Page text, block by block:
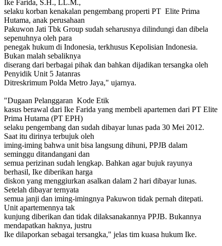
Ike Farida, S.H., LL.M.,
selaku korban kenakalan pengembang properti PT Elite Prima
Hutama, anak perusahaan
Pakuwon Jati Tbk Group sudah seharusnya dilindungi dan dibela
sepenuhnya oleh para
penegak hukum di Indonesia, terkhusus Kepolisian Indonesia.
Bukan malah sebaliknya
diserang dari berbagai pihak dan bahkan dijadikan tersangka oleh
Penyidik Unit 5 Jatanras
Ditreskrimum Polda Metro Jaya," ujarnya.
"Dugaan Pelanggaran Kode Etik
kasus berawal dari Ike Farida yang membeli apartemen dari PT Elite
Prima Hutama (PT EPH)
selaku pengembang dan sudah dibayar lunas pada 30 Mei 2012.
Saat itu dirinya terbujuk oleh
iming-iming bahwa unit bisa langsung dihuni, PPJB dalam
seminggu ditandangani dan
semua perizinan sudah lengkap. Bahkan agar bujuk rayunya
berhasil, Ike diberikan harga
diskon yang menggiurkan asalkan dalam 2 hari dibayar lunas.
Setelah dibayar ternyata
semua janji dan iming-imingnya Pakuwon tidak pernah ditepati.
Unit apartemennya tak
kunjung diberikan dan tidak dilaksanakannya PPJB. Bukannya
mendapatkan haknya, justru
Ike dilaporkan sebagai tersangka," jelas tim kuasa hukum Ike.